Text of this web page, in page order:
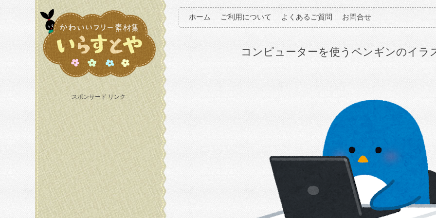
スポンサード リンク
ホーム ご利用について よくあるご質問 お問合せ
コンピューターを使うペンギンのイラ